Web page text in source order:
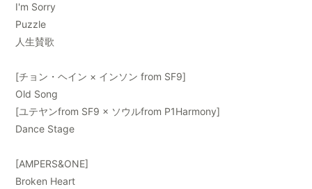
I'm Sorry
Puzzle
人生賛歌
[チョン・ヘイン × インソン from SF9]
Old Song
[ユテヤンfrom SF9 × ソウルfrom P1Harmony]
Dance Stage
[AMPERS&ONE]
Broken Heart